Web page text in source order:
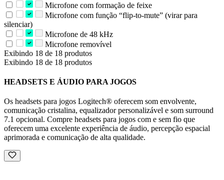
Microfone com formação de feixe
Microfone com função “flip-to-mute” (virar para
silenciar)
Microfone de 48 kHz
Microfone removível
Exibindo 18 de 18 produtos
Exibindo 18 de 18 produtos
HEADSETS E ÁUDIO PARA JOGOS
Os headsets para jogos Logitech® oferecem som envolvente,
comunicação cristalina, equalizador personalizável e som surround
7.1 opcional. Compre headsets para jogos com e sem fio que
oferecem uma excelente experiência de áudio, percepção espacial
aprimorada e comunicação de alta qualidade.